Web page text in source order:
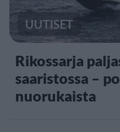
UUTISET
Rikossarja
saaristossa –
nuorukaista